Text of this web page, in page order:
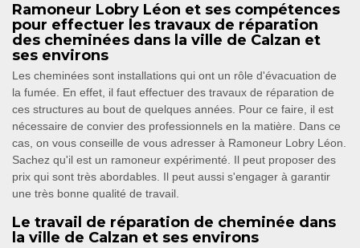
Ramoneur Lobry Léon et ses compétences
pour effectuer les travaux de réparation
des cheminées dans la ville de Calzan et
ses environs
Les cheminées sont installations qui ont un rôle d'évacuation de
la fumée. En effet, il faut effectuer des travaux de réparation de
ces structures au bout de quelques années. Pour ce faire, il est
nécessaire de convier des professionnels en la matière. Dans ce
cas, on vous conseille de vous adresser à Ramoneur Lobry Léon.
Sachez qu'il est un ramoneur expérimenté. Il peut proposer des
prix qui sont très abordables. Il peut aussi s'engager à garantir
une très bonne qualité de travail.
Le travail de réparation de cheminée dans
la ville de Calzan et ses environs